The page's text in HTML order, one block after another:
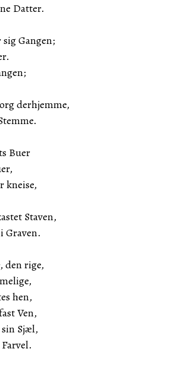
Datter.
Gangen;
derhjemme,
Buer
kneise,
Staven,
Graven.
den rige,
hen,
Ven,
sin Sjæl,